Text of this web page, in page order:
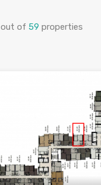
out of 59 properties